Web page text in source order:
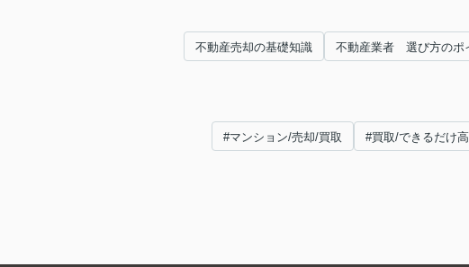
不動産売却の基礎知識 不動産業者 選び方のポ
#マンション/売却/買取 #買取/できるだけ高